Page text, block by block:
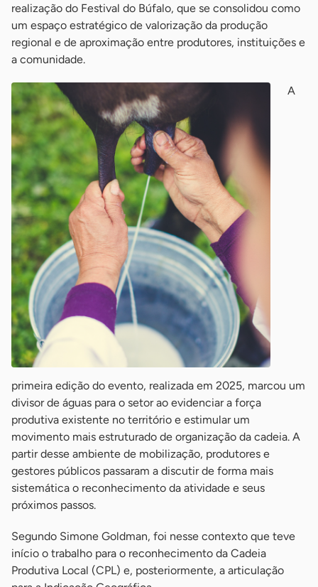
realização do Festival do Búfalo, que se consolidou como
um espaço estratégico de valorização da produção
regional e de aproximação entre produtores, instituições e
a comunidade.
A
primeira edição do evento, realizada em 2025, marcou um
divisor de águas para o setor ao evidenciar a força
produtiva existente no território e estimular um
movimento mais estruturado de organização da cadeia. A
partir desse ambiente de mobilização, produtores e
gestores públicos passaram a discutir de forma mais
sistemática o reconhecimento da atividade e seus
próximos passos.
Segundo Simone Goldman, foi nesse contexto que teve
início o trabalho para o reconhecimento da Cadeia
Produtiva Local (CPL) e, posteriormente, a articulação